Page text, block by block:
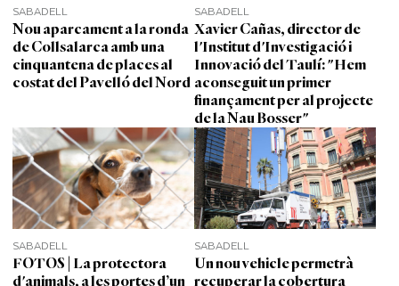
SABADELL
Nou aparcament a la ronda
de Collsalarca amb una
cinquantena de places al
costat del Pavelló del Nord
SABADELL
Xavier Cañas, director de
l'Institut d'Investigació i
Innovació del Taulí: "Hem
aconseguit un primer
finançament per al projecte
de la Nau Bosser"
SABADELL
FOTOS | La protectora
d'animals, a les portes d’un
SABADELL
Un nou vehicle permetrà
recuperar la cobertura